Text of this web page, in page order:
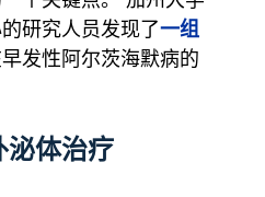
研究人员发现了一组
发性阿尔茨海默病的
泌体治疗